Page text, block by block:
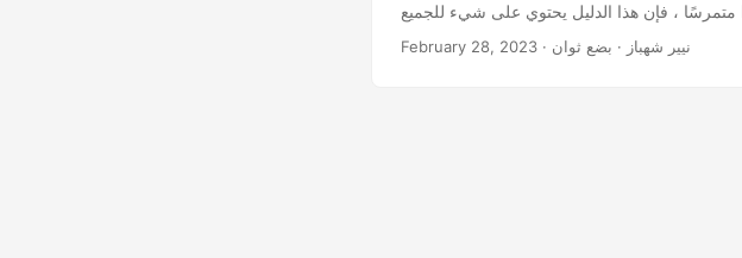
February 28, 2023 · نيير شهباز · بضع ثوان